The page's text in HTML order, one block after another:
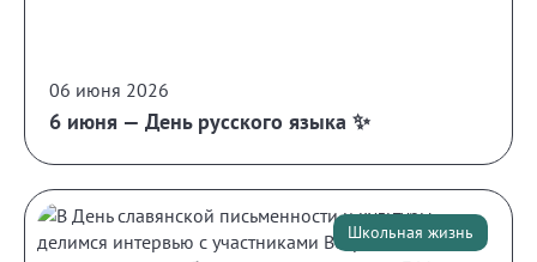
06 июня 2026
6 июня — День русского языка ✨
Школьная жизнь